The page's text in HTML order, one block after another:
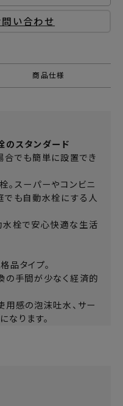
い合わせ
商品仕様
のスタンダード
合でも簡単に設置でき
。スーパーやコンビニ
でも自動水栓にする人
栓で安心快適な生活
品タイプ。
の手間が少なく経済的
用感の泡沫吐水、サー
なります。